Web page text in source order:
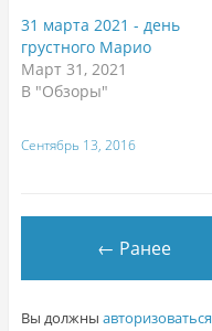
31 марта 2021 - день
грустного Марио
Март 31, 2021
В "Обзоры"
Сентябрь 13, 2016
← Ранее
Вы должны авторизоваться